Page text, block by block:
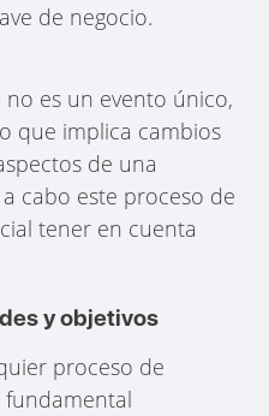
de negocio.
es un evento único,
que implica cambios
de una
cabo este proceso de
tener en cuenta
y objetivos
proceso de